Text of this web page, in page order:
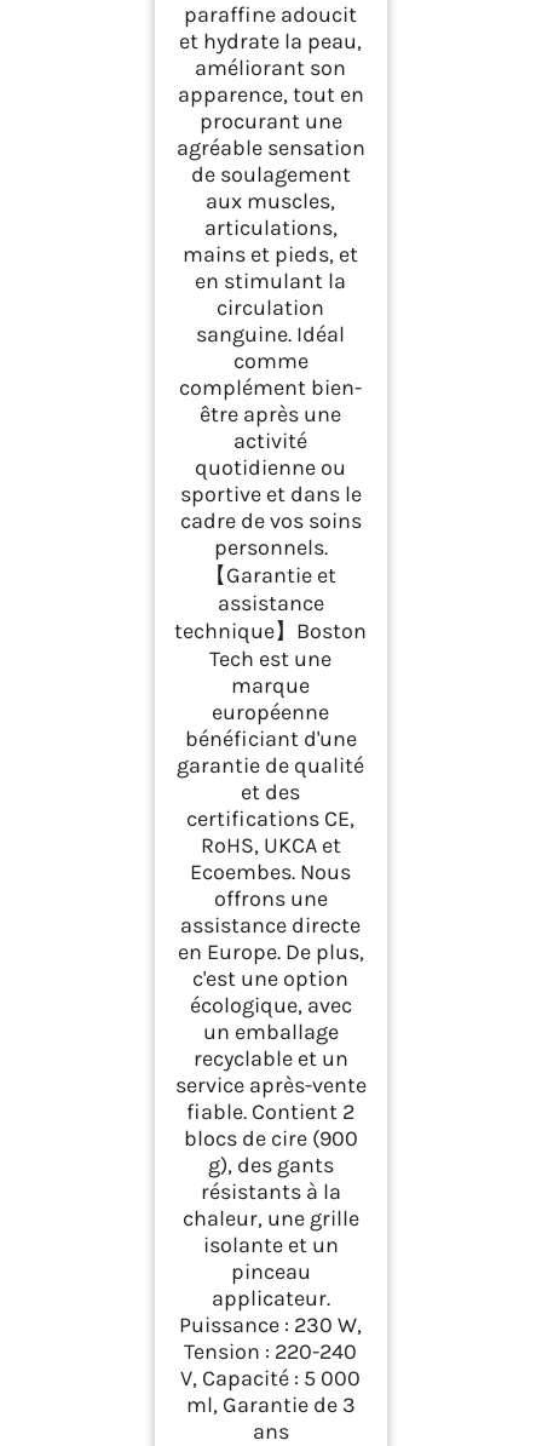
paraffine adoucit
et hydrate la peau,
améliorant son
apparence, tout en
procurant une
agréable sensation
de soulagement
aux muscles,
articulations,
mains et pieds, et
en stimulant la
circulation
sanguine. Idéal
comme
complément bien-
être après une
activité
quotidienne ou
sportive et dans le
cadre de vos soins
personnels.
【Garantie et
assistance
technique】Boston
Tech est une
marque
européenne
bénéficiant d'une
garantie de qualité
et des
certifications CE,
RoHS, UKCA et
Ecoembes. Nous
offrons une
assistance directe
en Europe. De plus,
c'est une option
écologique, avec
un emballage
recyclable et un
service après-vente
fiable. Contient 2
blocs de cire (900
g), des gants
résistants à la
chaleur, une grille
isolante et un
pinceau
applicateur.
Puissance : 230 W,
Tension : 220-240
V, Capacité : 5 000
ml, Garantie de 3
ans